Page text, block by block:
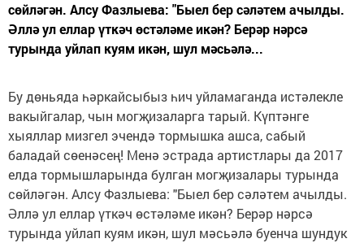
сөйләгән. Алсу Фазлыева: "Быел бер сәләтем ачылды.
Әллә ул еллар үткәч өстәләме икән? Берәр нәрсә
турында уйлап куям икән, шул мәсьәлә...
Бу дөньяда һәркайсыбыз һич уйламаганда истәлекле
вакыйгалар, чын могҗизаларга тарый. Күптәнге
хыяллар мизгел эчендә тормышка ашса, сабый
баладай сөенәсең! Менә эстрада артистлары да 2017
елда тормышларында булган могҗизалары турында
сөйләгән. Алсу Фазлыева: "Быел бер сәләтем ачылды.
Әллә ул еллар үткәч өстәләме икән? Берәр нәрсә
турында уйлап куям икән, шул мәсьәлә буенча шундук